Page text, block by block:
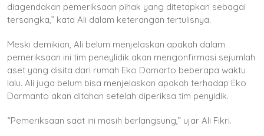
diagendakan pemeriksaan pihak yang ditetapkan sebagai
tersangka,” kata Ali dalam keterangan tertulisnya.
Meski demikian, Ali belum menjelaskan apakah dalam
pemeriksaan ini tim peneylidik akan mengonfirmasi sejumlah
aset yang disita dari rumah Eko Damarto beberapa waktu
lalu. Ali juga belum bisa menjelaskan apakah terhadap Eko
Darmanto akan ditahan setelah diperiksa tim penyidik.
“Pemeriksaan saat ini masih berlangsung,” ujar Ali Fikri.